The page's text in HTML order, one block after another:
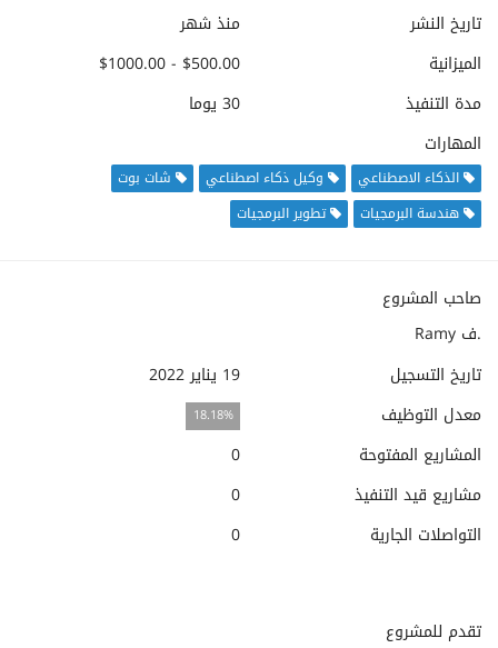
تاريخ النشر
منذ شهر
الميزانية
$500.00 - $1000.00
مدة التنفيذ
30 يوما
المهارات
الذكاء الاصطناعي وكيل ذكاء اصطناعي
شات بوت
هندسة البرمجيات
تطوير البرمجيات
صاحب المشروع
Ramy ف.
تاريخ التسجيل
19 يناير 2022
معدل التوظيف
18.18%
المشاريع المفتوحة
0
مشاريع قيد التنفيذ
0
التواصلات الجارية
0
تقدم للمشروع